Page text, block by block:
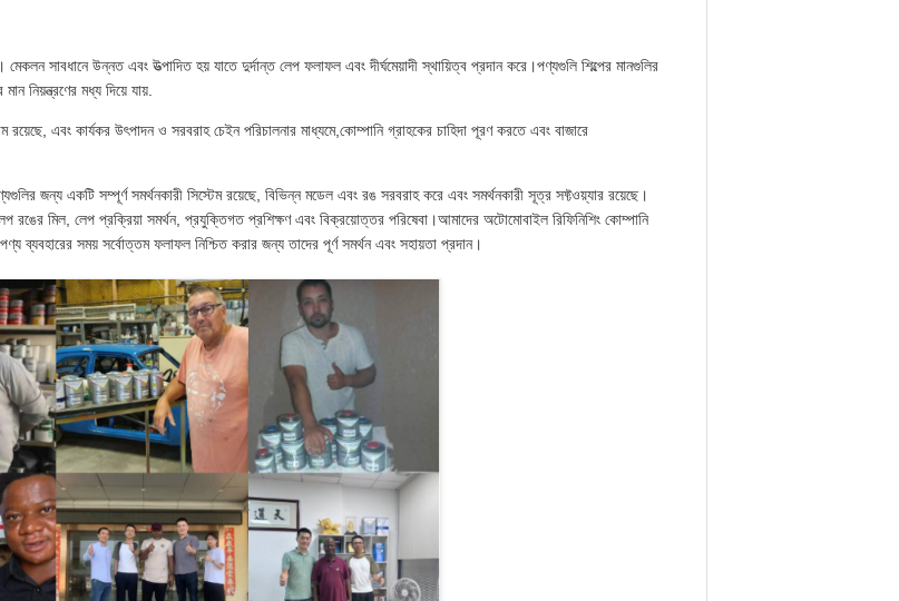
সাবধানে উন্নত এবং উত্পাদিত হয় যাতে দুর্দান্ত লেপ ফলাফল এবং দীর্ঘমেয়াদী স্থায়িত্ব প্রদান করে।পণ্যগুলি শিল্পের মানগুলির
নিয়ন্ত্রণের মধ্য দিয়ে যায়.
এবং কার্যকর উৎপাদন ও সরবরাহ চেইন পরিচালনার মাধ্যমে,কোম্পানি গ্রাহকের চাহিদা পূরণ করতে এবং বাজারে
জন্য একটি সম্পূর্ণ সমর্থনকারী সিস্টেম রয়েছে, বিভিন্ন মডেল এবং রঙ সরবরাহ করে এবং সমর্থনকারী সূত্র সফ্টওয়্যার রয়েছে।
রঙের মিল, লেপ প্রক্রিয়া সমর্থন, প্রযুক্তিগত প্রশিক্ষণ এবং বিক্রয়োত্তর পরিষেবা।আমাদের অটোমোবাইল রিফিনিশিং কোম্পানি
ব্যবহারের সময় সর্বোত্তম ফলাফল নিশ্চিত করার জন্য তাদের পূর্ণ সমর্থন এবং সহায়তা প্রদান।